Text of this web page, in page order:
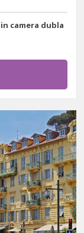
camera dubla